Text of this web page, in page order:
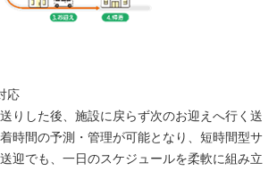
応
りした後、施設に戻らず次のお迎えへ行く送
時間の予測・管理が可能となり、短時間型サ
迎でも、一日のスケジュールを柔軟に組み立